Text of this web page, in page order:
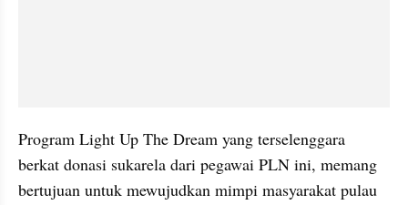
Program Light Up The Dream yang terselenggara
berkat donasi sukarela dari pegawai PLN ini, memang
bertujuan untuk mewujudkan mimpi masyarakat pulau